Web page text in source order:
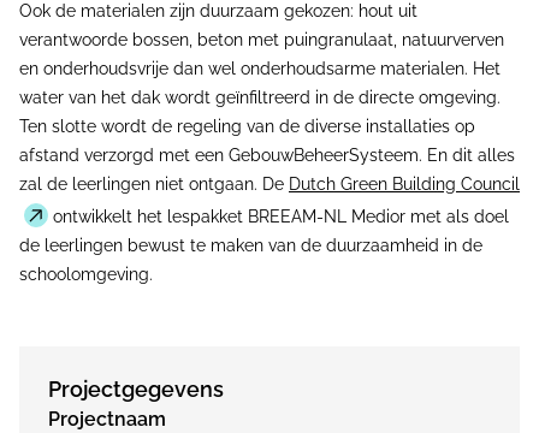
Ook de materialen zijn duurzaam gekozen: hout uit
verantwoorde bossen, beton met puingranulaat, natuurverven
en onderhoudsvrije dan wel onderhoudsarme materialen. Het
water van het dak wordt geïnfiltreerd in de directe omgeving.
Ten slotte wordt de regeling van de diverse installaties op
afstand verzorgd met een GebouwBeheerSysteem. En dit alles
zal de leerlingen niet ontgaan. De Dutch Green Building Council
ontwikkelt het lespakket BREEAM-NL Medior met als doel
de leerlingen bewust te maken van de duurzaamheid in de
schoolomgeving.
Projectgegevens
Projectnaam